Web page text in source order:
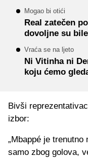
Mogao bi otići
Real zatečen
dovoljne su
Vraća se na ljeto
Ni Vitinha ni
koju ćemo
Bivši
izbor:
„Mbappé je
samo zbog golova,